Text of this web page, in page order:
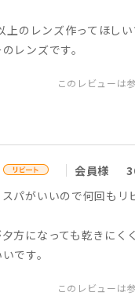
上のレンズ作ってほしい
レンズです。
このレビューは
会員様
パがいいので何回もリ
方になっても乾きにく
です。
このレビューは